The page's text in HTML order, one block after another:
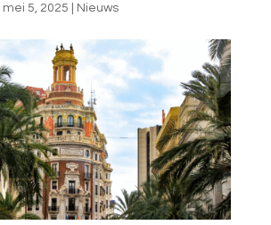
mei 5, 2025 Nieuws